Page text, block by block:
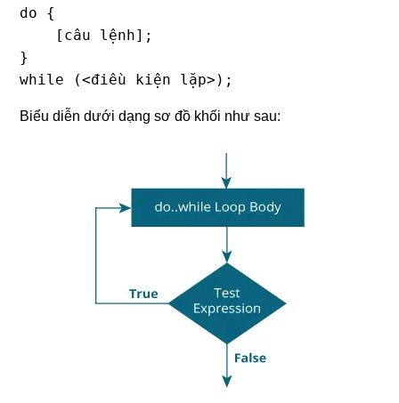
do {
    [câu lệnh];
}
while (<điều kiện lặp>);
Biểu diễn dưới dạng sơ đồ khối như sau: